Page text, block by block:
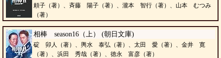
頼子（著）、斉藤 陽子（著）、瀧本 智行（著）、山本 むつみ
（著）
相棒 season16（上） (朝日文庫)
碇 卯人（著）、輿水 泰弘（著）、太田 愛（著）、金井 寛
（著）、浜田 秀哉（著）、徳永 富彦（著）